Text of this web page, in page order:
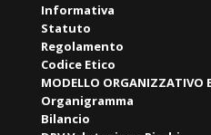
Informativa
Statuto
Regolamento
Codice Etico
MODELLO ORGANIZZATIVO
Organigramma
Bilancio